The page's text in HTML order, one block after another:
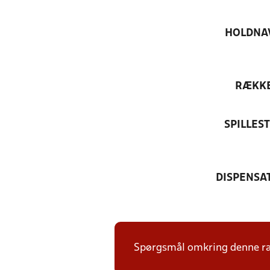
Spørgsmål omkring denne